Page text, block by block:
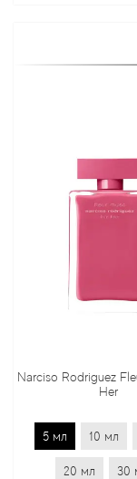
Narciso Rodriguez
Her
5 мл 10 мл
20 мл 30 мл